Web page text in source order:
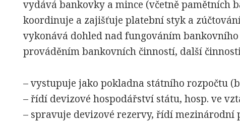
vydává bankovky a mince (včetně pamětních
koordinuje a zajišťuje platební styk a
vykonává dohled nad fungováním
prováděním bankovních činností, další
– vystupuje jako pokladna státního rozpočtu
– řídí devizové hospodářství státu, hosp. ve
– spravuje devizové rezervy, řídí mezinárodní